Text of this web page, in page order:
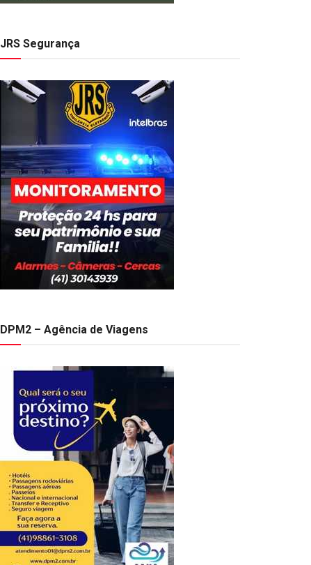
JRS Segurança
DPM2 – Agência de Viagens